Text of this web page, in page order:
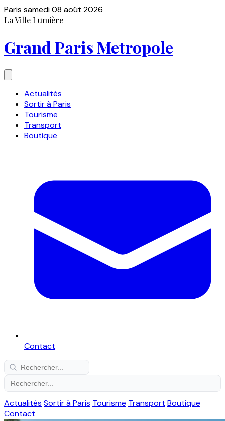
Paris samedi 08 août 2026
La Ville Lumière
Grand Paris Metropole
Actualités
Sortir à Paris
Tourisme
Transport
Boutique
Contact
Actualités Sortir à Paris Tourisme Transport Boutique
Contact